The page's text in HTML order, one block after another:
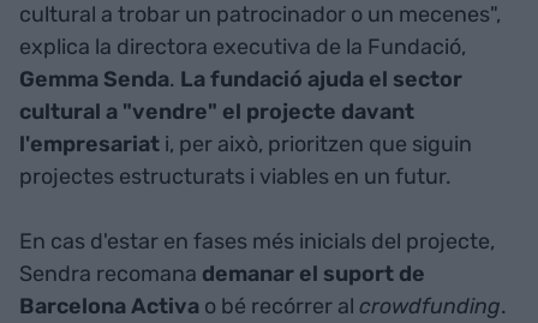
cultural a trobar un patrocinador o un mecenes",
explica la directora executiva de la Fundació,
Gemma Senda. La fundació ajuda el sector
cultural a "vendre" el projecte davant
l'empresariat i, per això, prioritzen que siguin
projectes estructurats i viables en un futur.
En cas d'estar en fases més inicials del projecte,
Sendra recomana demanar el suport de
Barcelona Activa o bé recórrer al crowdfunding.